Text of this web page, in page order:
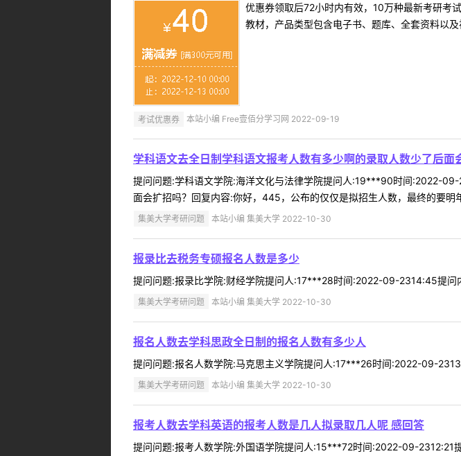
优惠券领取后72小时内有效，10万种最新考研考
教材，产品类型包含电子书、题库、全套资料以
考试优惠券 本站小编 Free壹佰分学习网 2022-09-19
学科语文去全日制学科语文报考人数有多少啊的录取人数少了后面
提问问题:学科语文学院:海洋文化与法律学院提问人:19***90时间:2022-
面会扩招吗？回复内容:你好，445，公布的仅仅是拟招生人数，最终的要明
集美大学考研问题 本站小编 集美大学 2022-10-30
报录比去税务专硕报名人数是多少
提问问题:报录比学院:财经学院提问人:17***28时间:2022-09-2314:45提问
集美大学考研问题 本站小编 集美大学 2022-10-30
报名人数去学科思政全日制的报名人数有多少人
提问问题:报名人数学院:马克思主义学院提问人:17***26时间:2022-09-
集美大学考研问题 本站小编 集美大学 2022-10-30
报考人数去学科英语的报考人数是几人拟录取几人呢 感回答
提问问题:报考人数学院:外国语学院提问人:15***72时间:2022-09-2312:21